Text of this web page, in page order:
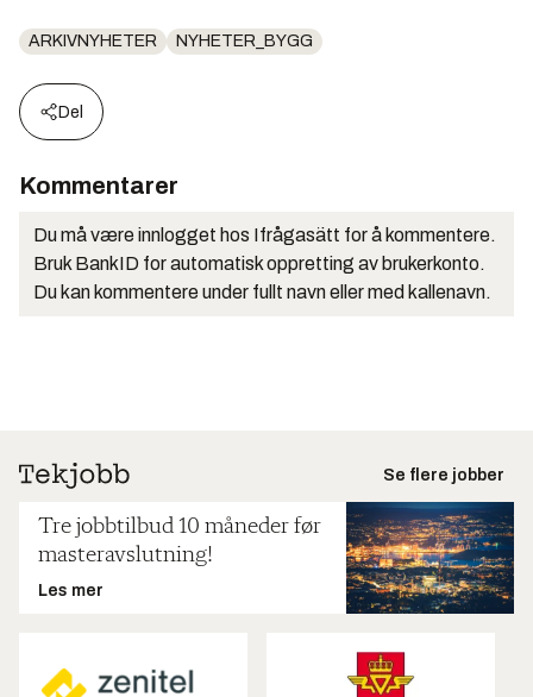
ARKIVNYHETER NYHETER_BYGG
Del
Kommentarer
Du må være innlogget hos Ifrågasätt for å kommentere.
Bruk BankID for automatisk oppretting av brukerkonto.
Du kan kommentere under fullt navn eller med kallenavn.
Se flere jobber
Tre jobbtilbud 10 måneder før
masteravslutning!
Les mer